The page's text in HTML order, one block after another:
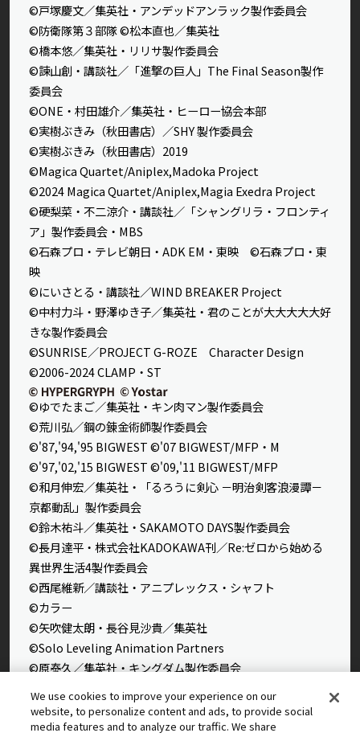
©戸塚慶文／集英社・アンデッドアンラック製作委員会
©防衛隊第３部隊 ©松本直也／集英社
©橋本悠／集英社・リリサ製作委員会
©諫山創・講談社／「進撃の巨人」The Final Season製作
委員会
©ONE・村田雄介／集英社・ヒーロー協会本部
©実樹ぶきみ（秋田書店）／SHY 製作委員会
©実樹ぶきみ（秋田書店）2019
©Magica Quartet/Aniplex,Madoka Project
©2024 Magica Quartet/Aniplex,Magia Exedra Project
©硬梨菜・不二涼介・講談社／「シャングリラ・フロンティ
ア」製作委員会・MBS
©石森プロ・テレビ朝日・ADK EM・東映 ©石森プロ・東
映
©にいさとる・講談社／WIND BREAKER Project
©中村力斗・野澤ゆき子／集英社・君のことが大大大大大好
きな製作委員会
©SUNRISE／PROJECT G-ROZE Character Design
©2006-2024 CLAMP・ST
©ゆでたまご／集英社・キン肉マン製作委員会
©荒川弘／鋼の錬金術師製作委員会
©'87,'94,'95 BIGWEST ©'07 BIGWEST/MFP・M
©'97,'02,'15 BIGWEST ©'09,'11 BIGWEST/MFP
©和月伸宏／集英社・「るろうに剣心 －明治剣客浪漫譚－
京都動乱」製作委員会
©鈴木祐斗／集英社・SAKAMOTO DAYS製作委員会
©長月達平・株式会社KADOKAWA刊／Re:ゼロから始める
異世界生活4製作委員会
©西尾維新／講談社・アニプレックス・シャフト
©カラー
©矢吹健太朗・長谷見沙貴／集英社
©Solo Leveling Animation Partners
©原泰久／集英社・キングダム製作委員会
©石田スイ／集英社・東京喰種：re製作委員会
©外薗健／集英社
We use cookies to improve your experience on our
website, to personalize content and ads, to provide social
media features and to analyze our traffic. We share